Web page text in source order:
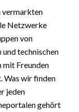
vermarkten
Netzwerke
von
technischen
mit Freunden
Was wir finden
jeden
gehört